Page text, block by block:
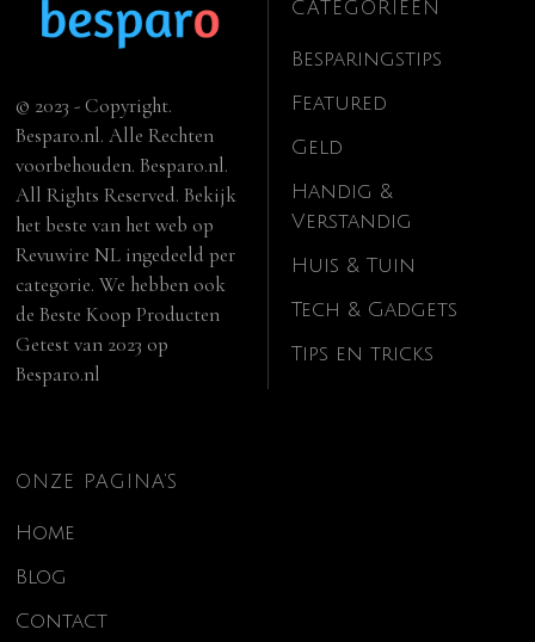
© 2023 - Copyright.
Besparo.nl. Alle Rechten
voorbehouden. Besparo.nl.
All Rights Reserved. Bekijk
het beste van het web op
Revuwire NL ingedeeld per
categorie. We hebben ook
deBeste Koop Producten
Getest van 2023 op
Besparo.nl
CATEGORIEËN
Besparingstips
Featured
Geld
Handig &
Verstandig
Huis & Tuin
Tech & Gadgets
Tips en tricks
ONZE PAGINA’S
Home
Blog
Contact